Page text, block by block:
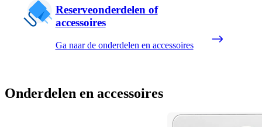
Reserveonderdelen of
accessoires
Ga naar de onderdelen en accessoires
Onderdelen en accessoires